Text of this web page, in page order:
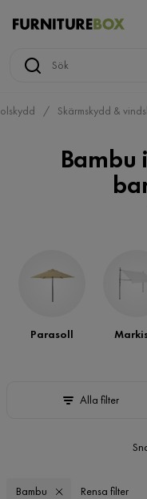
Skärmskydd &
Bambu
Parasoll
Alla filter
Bambu Rensa filter